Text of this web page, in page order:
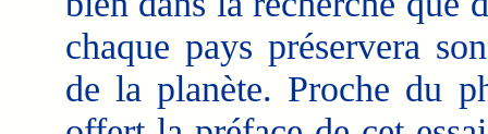
chaque pays préservera
de la planète. Proche du